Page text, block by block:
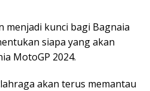
menjadi kunci bagi Bagnaia
siapa yang akan
MotoGP 2024.
akan terus memantau